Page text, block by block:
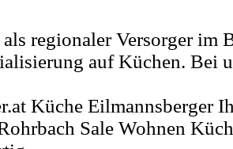
regionaler Versorger im
auf Küchen. Bei
Küche Eilmannsberger
Sale Wohnen